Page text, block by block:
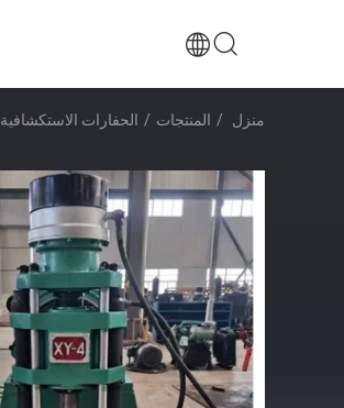
منزل / المنتجات / الحفارات الاستكشافية